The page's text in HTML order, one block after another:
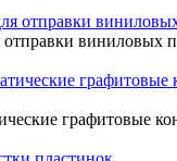
отправки виниловых
графитовые